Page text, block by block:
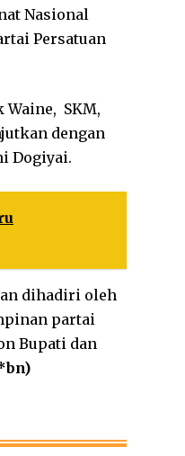
Nasional
Persatuan
SKM,
dengan
Dogiyai.
dihadiri oleh
partai
Bupati dan